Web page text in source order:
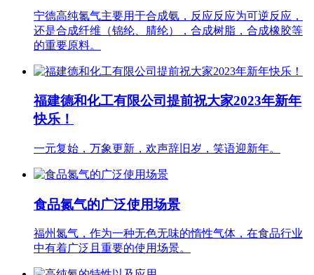
宁德高纯氮气主要用于合成氨，反应反应为可逆反应，
还是合成纤维（锦纶、腈纶），合成树脂，合成橡胶等
的重要原料。
福建德和化工有限公司提前祝大家2023年新年
快乐！
一元复始，万象更新，欢声辞旧岁，笑语迎新年。
食品氮气的广泛使用场景
福州氮气，作为一种无色无味的惰性气体，在食品行业
中有着广泛且重要的使用场景。